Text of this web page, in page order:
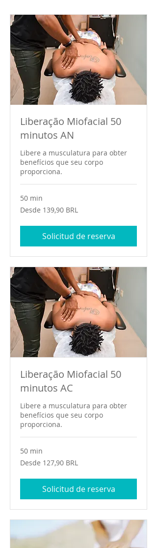
Liberação Miofacial 50
minutos AN
Libere a musculatura para obter
benefícios que seu corpo
proporciona.
50 min
Desde
139,90
Desde 139,90 BRL
Solicitud de reserva
Liberação Miofacial 50
minutos AC
Libere a musculatura para obter
benefícios que seu corpo
proporciona.
50 min
Desde
127,90
Desde 127,90 BRL
Solicitud de reserva